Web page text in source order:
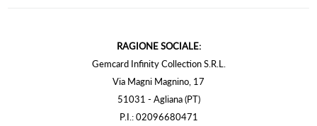
RAGIONE SOCIALE:
Gemcard Infinity Collection S.R.L.
Via Magni Magnino, 17
51031 - Agliana (PT)
P.I.: 02096680471